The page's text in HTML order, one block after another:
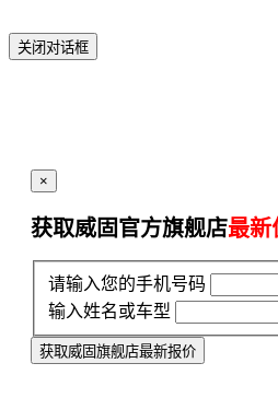
关闭对话框
×
获取威固官方旗舰店最新
请输入您的手机号码
输入姓名或车型
获取威固旗舰店最新报价